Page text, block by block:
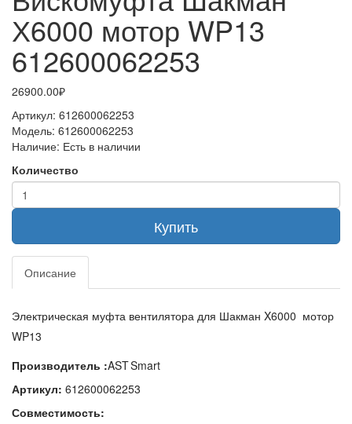
Х6000 мотор WP13
612600062253
26900.00₽
Артикул: 612600062253
Модель: 612600062253
Наличие: Есть в наличии
Количество
Купить
Описание
Электрическая муфта вентилятора для Шакман X6000 мотор
WP13
Производитель :AST Smart
Артикул: 612600062253
Совместимость: